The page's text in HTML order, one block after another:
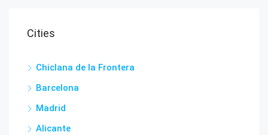
Cities
Chiclana de la Frontera
Barcelona
Madrid
Alicante